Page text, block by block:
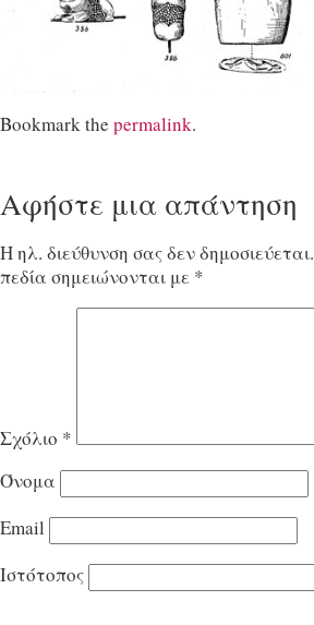
Bookmark the permalink.
Αφήστε μια απάντηση
Η ηλ. διεύθυνση σας δεν δημοσιεύεται.
πεδία σημειώνονται με *
Σχόλιο *
Όνομα
Email
Ιστότοπος